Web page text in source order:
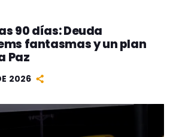
90 días: Deuda
fantasmas y un plan
Paz
2026